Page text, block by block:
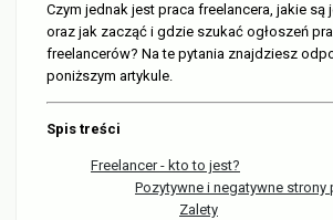
Czym jednak jest praca freelancera, jakie są
oraz jak zacząć i gdzie szukać ogłoszeń
freelancerów? Na te pytania znajdziesz
poniższym artykule.
Spis treści
Freelancer - kto to jest?
Pozytywne i negatywne strony
Zalety